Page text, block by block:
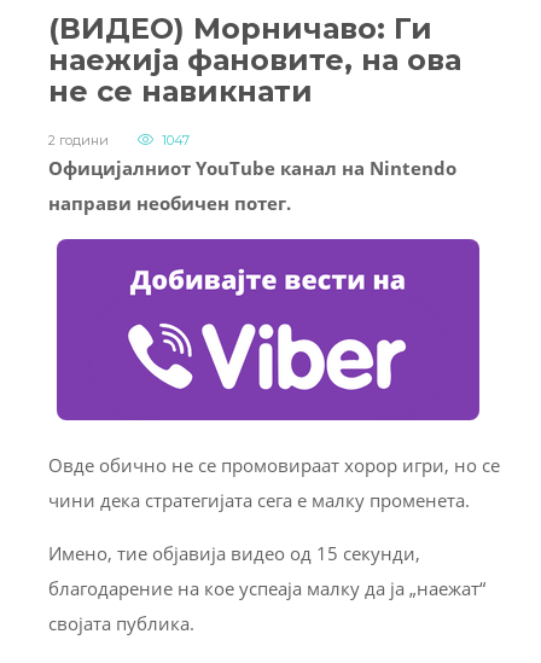
(ВИДЕО) Морничаво: Ги
наежија фановите, на ова
не се навикнати
2 години 1047
Официјалниот YouTube канал на Nintendo
направи необичен потег.
Овде обично не се промовираат хорор игри, но се
чини дека стратегијата сега е малку променета.
Имено, тие објавија видео од 15 секунди,
благодарение на кое успеаја малку да ја „наежат“
својата публика.